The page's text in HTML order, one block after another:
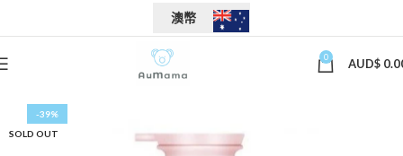
澳幣
0 AUD$
-39%
SOLD OUT